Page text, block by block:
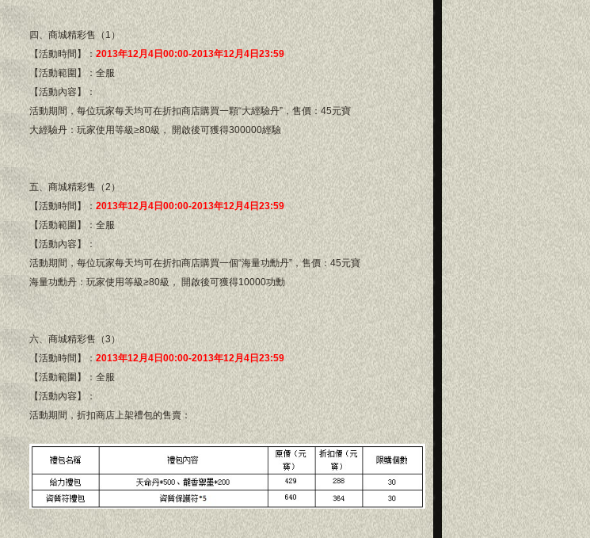
四、商城精彩售（1）
【活動時間】：2013年12月4日00:00-2013年12月4日23:59
【活動範圍】：全服
【活動內容】：
活動期間，每位玩家每天均可在折扣商店購買一顆“大經驗丹”，售價：45元寶
大經驗丹：玩家使用等級≥80級， 開啟後可獲得300000經驗
五、商城精彩售（2）
【活動時間】： 2013年12月4日00:00-2013年12月4日23:59
【活動範圍】：全服
【活動內容】：
活動期間，每位玩家每天均可在折扣商店購買一個“海量功勳丹”，售價：45元寶
海量功勳丹：玩家使用等級≥80級， 開啟後可獲得10000功勳
六、商城精彩售（3）
【活動時間】：2013年12月4日00:00-2013年12月4日23:59
【活動範圍】：全服
【活動內容】：
活動期間，折扣商店上架禮包的售賣：